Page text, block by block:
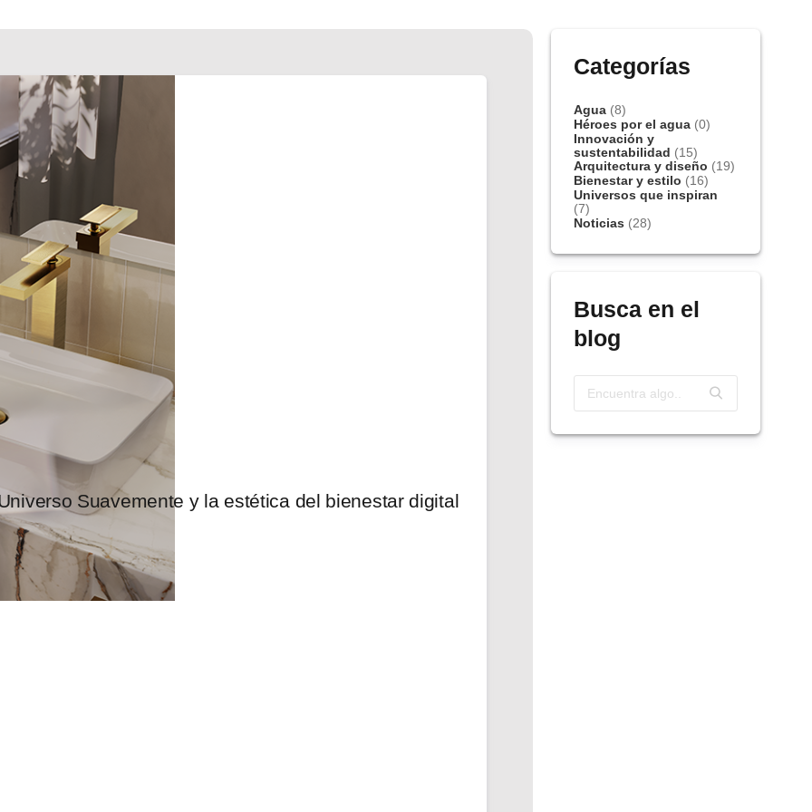
Suavemente y la estética del bienestar digital
Categorías
Agua (8)
Héroes por el agua (0)
Innovación y
sustentabilidad (15)
Arquitectura y diseño (19)
Bienestar y estilo (16)
Universos que inspiran
(7)
Noticias (28)
Busca en el
blog